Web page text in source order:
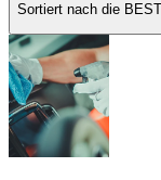
Sortiert nach die